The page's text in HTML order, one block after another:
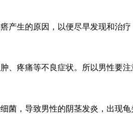
产生的原因，以便尽早发现和治
、疼痛等不良症状。所以男性要注
菌，导致男性的阴茎发炎，出现